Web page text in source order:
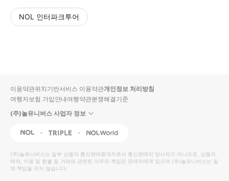
NOL 인터파크투어
입니
다.
높
은
순
동
영
상
순
상
이용약관위치기반서비스 이용약관개인정보 처리방침
여행자보험 가입안내여행약관분쟁해결기준
(주)놀유니버스 사업자 정보
NOL Triple Interpark Global
(주)놀유니버스는 일부 상품의 통신판매중개자로서 통신판매의 당사자가 아니므로, 상품의
예약, 이용 및 환불 등 거래와 관련된 의무와 책임은 판매자에게 있으며 (주)놀유니버스는 일
체 책임을 지지 않습니다.